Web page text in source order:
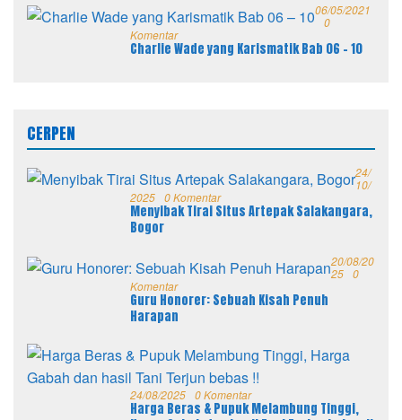
06/05/2021
0
Komentar
Charlie Wade yang Karismatik Bab 06 – 10
CERPEN
24/
10/
2025 0 Komentar
Menyibak Tirai Situs Artepak Salakangara,
Bogor
20/08/20
25 0
Komentar
Guru Honorer: Sebuah Kisah Penuh
Harapan
24/08/2025 0 Komentar
Harga Beras & Pupuk Melambung Tinggi,